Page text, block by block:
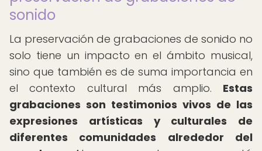
sonido
La preservación de grabaciones de sonido no
solo tiene un impacto en el ámbito musical,
sino que también es de suma importancia en
el contexto cultural más amplio. Estas
grabaciones son testimonios vivos de las
expresiones artísticas y culturales de
diferentes comunidades alrededor del